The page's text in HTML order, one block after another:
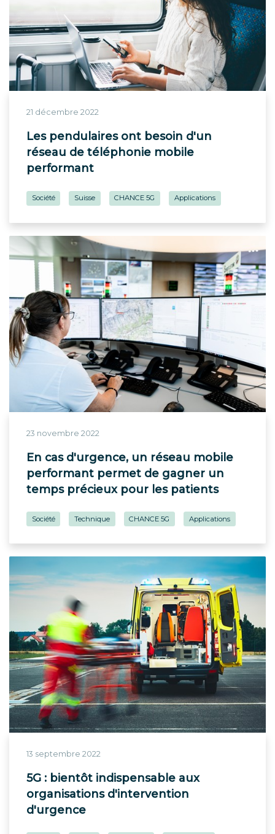
21 décembre 2022
Les pendulaires ont besoin d'un
réseau de téléphonie mobile
performant
Société Suisse CHANCE 5G Applications
23 novembre 2022
En cas d'urgence, un réseau mobile
performant permet de gagner un
temps précieux pour les patients
Société Technique CHANCE 5G Applications
13 septembre 2022
5G : bientôt indispensable aux
organisations d'intervention
d'urgence